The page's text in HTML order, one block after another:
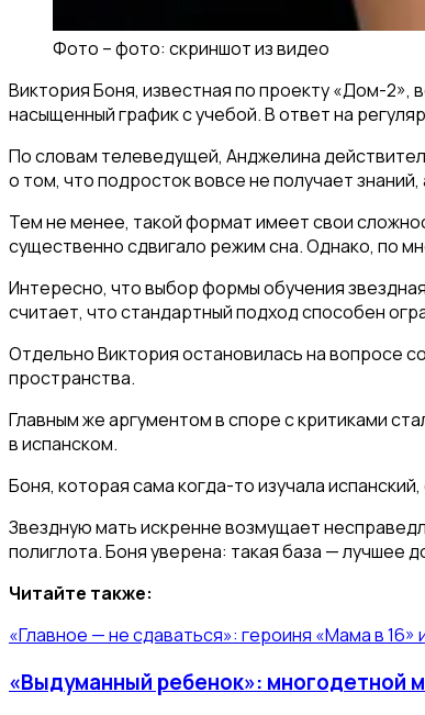
Фото –фото: скриншот из видео
Виктория Боня, известная по проекту «Дом-
насыщенный график с учебой. В ответ на
По словам телеведущей, Анджелина
о том, что подросток вовсе не получает
Тем не менее, такой формат имеет свои
существенно сдвигало режим сна. Однако, по
Интересно, что выбор формы обучения
считает, что стандартный подход способен
Отдельно Виктория остановилась на вопросе
пространства.
Главным же аргументом в споре с критиками
в испанском.
Боня, которая сама когда-то изучала
Звездную мать искренне возмущает
полиглота. Боня уверена: такая база — лучшее
Читайте также:
«Главное — не сдаваться»: героиня «Мама в
«Выдуманный ребенок»: многодетной